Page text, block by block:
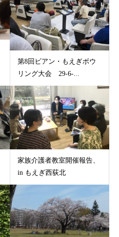
第8回ビアン・もえぎボウ
リング大会 29-6-...
家族介護者教室開催報告、
in もえぎ西荻北